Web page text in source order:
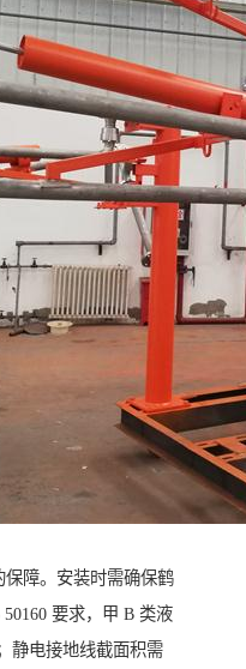
障。安装时需确保鹤
要求，甲 B 类液
静电接地线截面积需